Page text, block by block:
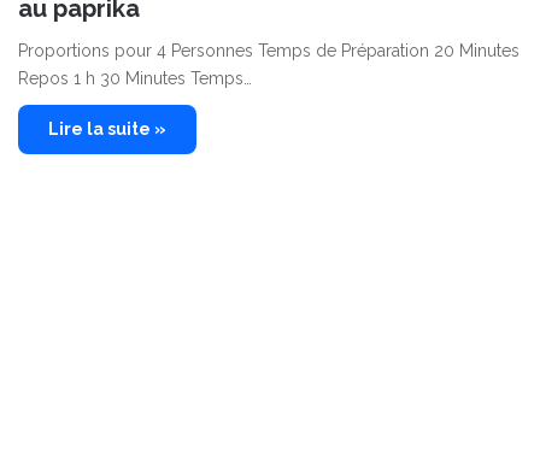
au paprika
Proportions pour 4 Personnes Temps de Préparation 20 Minutes
Repos 1 h 30 Minutes Temps…
Lire la suite »